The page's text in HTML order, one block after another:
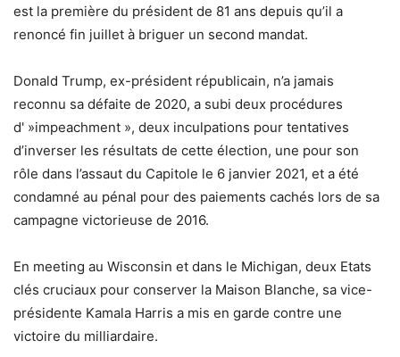
est la première du président de 81 ans depuis qu’il a
renoncé fin juillet à briguer un second mandat.
Donald Trump, ex-président républicain, n’a jamais
reconnu sa défaite de 2020, a subi deux procédures
d' »impeachment », deux inculpations pour tentatives
d’inverser les résultats de cette élection, une pour son
rôle dans l’assaut du Capitole le 6 janvier 2021, et a été
condamné au pénal pour des paiements cachés lors de sa
campagne victorieuse de 2016.
En meeting au Wisconsin et dans le Michigan, deux Etats
clés cruciaux pour conserver la Maison Blanche, sa vice-
présidente Kamala Harris a mis en garde contre une
victoire du milliardaire.